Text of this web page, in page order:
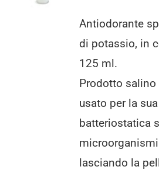
Antiodorante
di potassio, in
125 ml.
Prodotto
usato per la
batteriostatica
lasciando la